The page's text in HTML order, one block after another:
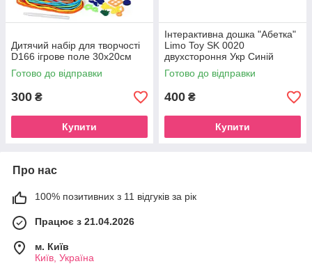
Дитячий набір для творчості
D166 ігрове поле 30х20см
Готово до відправки
300 ₴
Купити
Інтерактивна дошка "Абетка"
Limo Toy SK 0020
двухстороння Укр Синій
Готово до відправки
400 ₴
Купити
Про нас
100% позитивних з 11 відгуків за рік
Працює з 21.04.2026
м. Київ
Київ, Україна